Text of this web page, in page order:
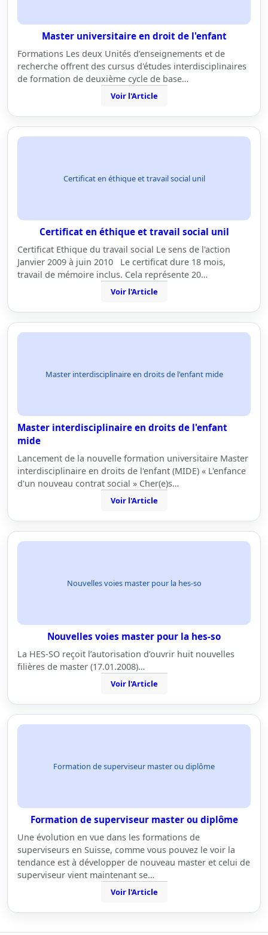
Master universitaire en droit de l'enfant
Formations Les deux Unités d’enseignements et de
recherche offrent des cursus d'études interdisciplinaires
de formation de deuxième cycle de base…
Voir l'Article
Certificat en éthique et travail social unil
Certificat en éthique et travail social unil
Certificat Ethique du travail social Le sens de l'action
Janvier 2009 à juin 2010 Le certificat dure 18 mois,
travail de mémoire inclus. Cela représente 20…
Voir l'Article
Master interdisciplinaire en droits de l'enfant mide
Master interdisciplinaire en droits de l'enfant
mide
Lancement de la nouvelle formation universitaire Master
interdisciplinaire en droits de l'enfant (MIDE) « L'enfance
d'un nouveau contrat social » Cher(e)s…
Voir l'Article
Nouvelles voies master pour la hes-so
Nouvelles voies master pour la hes-so
La HES-SO reçoit l’autorisation d’ouvrir huit nouvelles
filières de master (17.01.2008)…
Voir l'Article
Formation de superviseur master ou diplôme
Formation de superviseur master ou diplôme
Une évolution en vue dans les formations de
superviseurs en Suisse, comme vous pouvez le voir la
tendance est à développer de nouveau master et celui de
superviseur vient maintenant se…
Voir l'Article